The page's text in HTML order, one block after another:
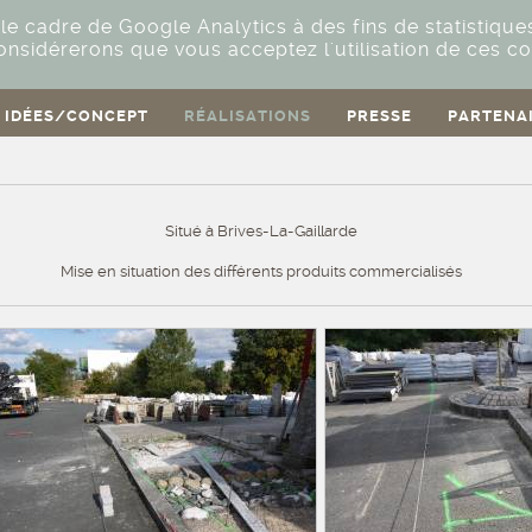
cadre de Google Analytics à des fins de
que vous acceptez l'utilisation de ces
COMME
IDÉES/CONCEPT RÉALISATIONS PRESSE
Situé à Brives-La-Gaillarde
Mise en situation des différents produits commercialisés